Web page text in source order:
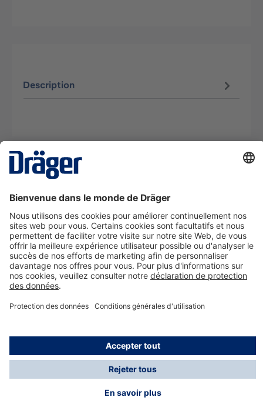
Description
La technologie
Nous contacter
A propos de Dräger
Informations
*Les taxes et les frais d'expédition ne sont pas inclus
dans les prix indiqués, sauf mention contraire. Des frais
supplémentaires peuvent s'appliquer.